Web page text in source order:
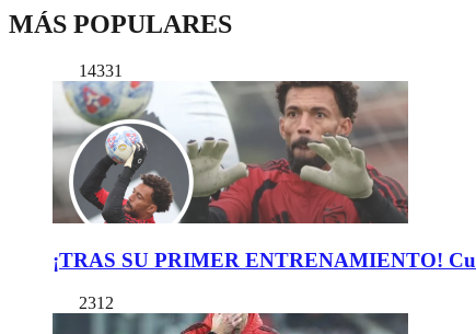
MÁS POPULARES
14331
¡TRAS SU PRIMER ENTRENAMIENTO!
2312